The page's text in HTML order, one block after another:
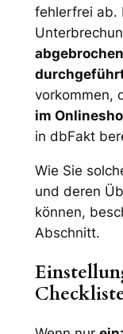
fehlerfrei ab.
vorkommen,
im
in dbFakt
Wie Sie
und deren
können,
Abschnitt.